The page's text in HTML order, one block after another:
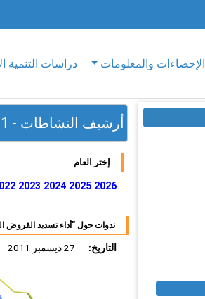
الإحصاءات والمعلومات دراسات التنمية
أرشيف النشاطات - 2011
إختر العام
2026
2025
2024
2023
ندوات حول "أداء تسديد القروض
التاريخ: 27 ديسمبر 2011